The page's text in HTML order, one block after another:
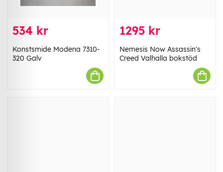
534 kr
Konstsmide Modena 7310-
320 Galv
1295 kr
Nemesis Now Assassin's
Creed Valhalla bokstöd